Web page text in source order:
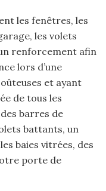
les fenêtres, les
les volets
renforcement afin
lors d’une
et ayant
de tous les
barres de
battants, un
baies vitrées, des
porte de